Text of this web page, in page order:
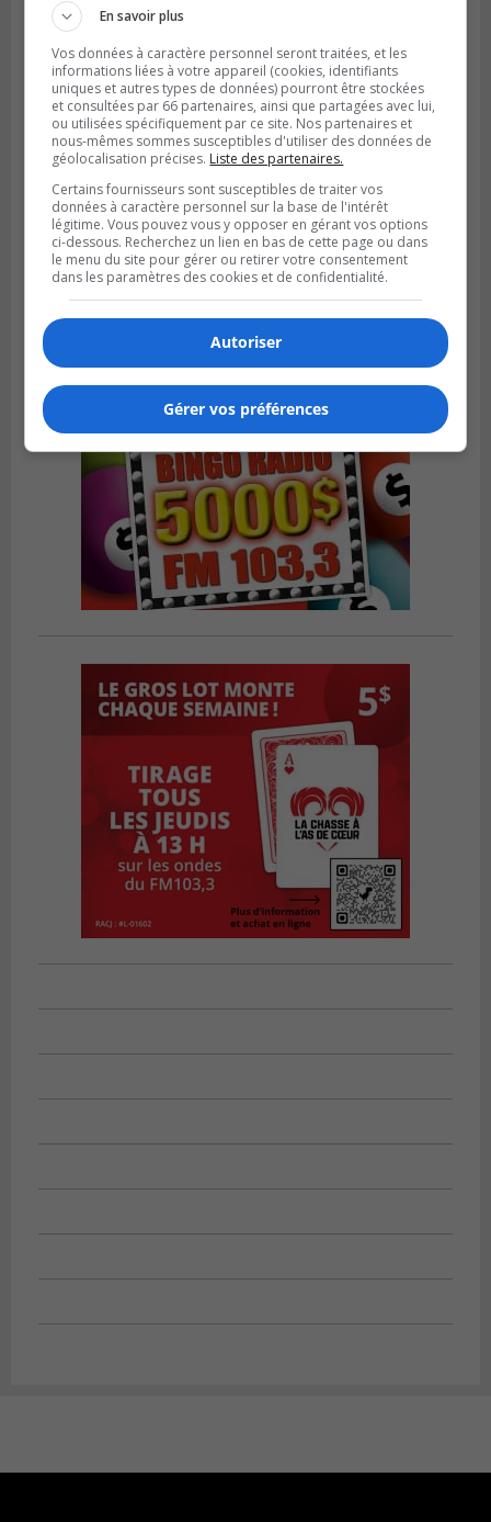
BOUCHERVILLE
Publié le 13 juillet 2026 à 10h43
Boucherville et le CSSP discutent d’une
Planification scolaire
En savoir plus
Vos données à caractère personnel seront traitées, et les
informations liées à votre appareil (cookies, identifiants
uniques et autres types de données) pourront être stockées
et consultées par 66 partenaires, ainsi que partagées avec lui,
ou utilisées spécifiquement par ce site. Nos partenaires et
nous-mêmes sommes susceptibles d'utiliser des données de
géolocalisation précises. Liste des partenaires.
Certains fournisseurs sont susceptibles de traiter vos
données à caractère personnel sur la base de l'intérêt
légitime. Vous pouvez vous y opposer en gérant vos options
ci-dessous. Recherchez un lien en bas de cette page ou dans
le menu du site pour gérer ou retirer votre consentement
dans les paramètres des cookies et de confidentialité.
Autoriser
Gérer vos préférences